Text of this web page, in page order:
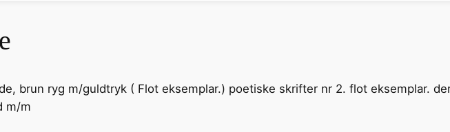
g
brun ryg m/guldtryk ( Flot eksemplar.) poetiske skrifter nr 2. flot eksemplar.
m/m